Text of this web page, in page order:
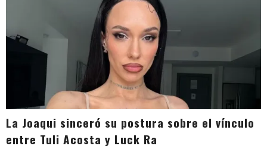
La Joaqui sinceró su postura sobre el vínculo
entre Tuli Acosta y Luck Ra